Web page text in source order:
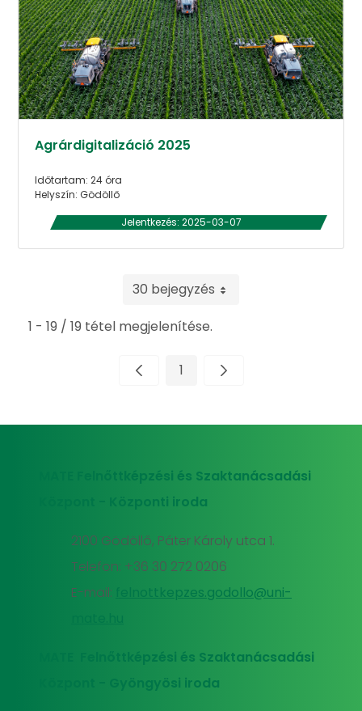
Agrárdigitalizáció 2025
Időtartam: 24 óra
Helyszín: Gödöllő
Jelentkezés: 2025-03-07
30 bejegyzés
1 - 19 / 19 tétel megjelenítése.
Oldal
1
MATE Felnőttképzési és Szaktanácsadási
Központ - Központi iroda
2100 Gödöllő, Páter Károly utca 1.
Telefon: +36 30 272 0206
E-mail:
felnottkepzes.godollo@uni-
MATE Felnőttképzési és Szaktanácsadási
Központ - Gyöngyösi iroda